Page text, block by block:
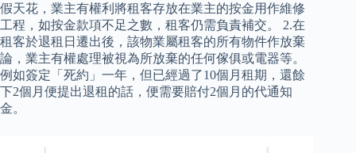
假天花，業主有權利將租客存放在業主的按金用作維修
工程，如按金款項不足之數，租客仍需負責補交。 2.在
租客於退租日遷出後，該物業屬租客的所有物件作放棄
論，業主有權處理被視為所放棄的任何傢俱或電器等。
例如簽定「死約」一年，但已經過了10個月租期，還餘
下2個月便提出退租的話，便需要賠付2個月的代通知
金。